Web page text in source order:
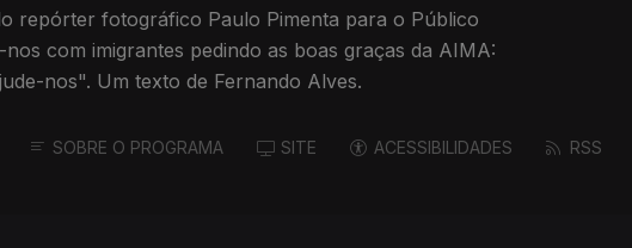
repórter fotográfico Paulo Pimenta para o Público
com imigrantes pedindo as boas graças da AIMA:
nos". Um texto de Fernando Alves.
SOBRE O PROGRAMA SITE ACESSIBILIDADES RSS